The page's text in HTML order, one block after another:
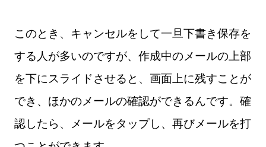
このとき、キャンセルをして一旦下書き保存を
する人が多いのですが、作成中のメールの上部
を下にスライドさせると、画面上に残すことが
でき、ほかのメールの確認ができるんです。確
認したら、メールをタップし、再びメールを打